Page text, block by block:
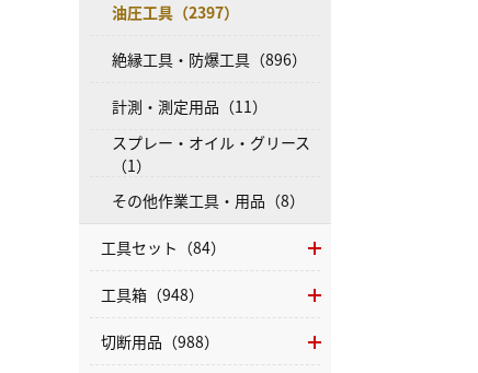
油圧工具（2397）
絶縁工具・防爆工具（896）
計測・測定用品（11）
スプレー・オイル・グリース
（1）
その他作業工具・用品（8）
工具セット（84）
工具箱（948）
切断用品（988）